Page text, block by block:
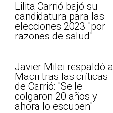
Lilita Carrió bajó su
candidatura para las
elecciones 2023 "por
razones de salud"
Javier Milei respaldó a
Macri tras las críticas
de Carrió: "Se le
colgaron 20 años y
ahora lo escupen"